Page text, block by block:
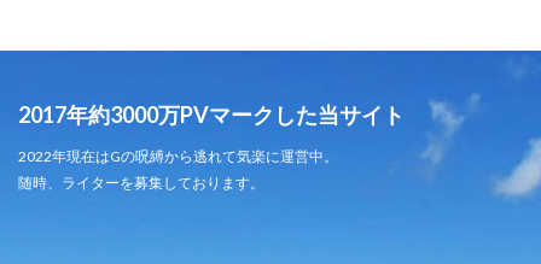
2017年約3000万PVマークした当サイト
2022年現在はGの呪縛から逃れて気楽に運営中。
随時、ライターを募集しております。